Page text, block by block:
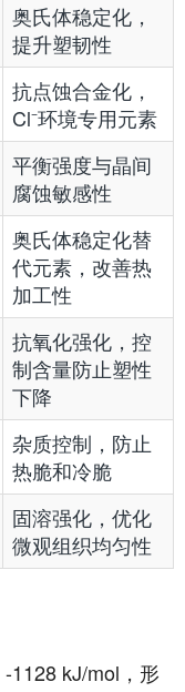
奥氏体稳定化，
提升塑韧性
抗点蚀合金化，
Cl⁻环境专用元素
平衡强度与晶间
腐蚀敏感性
奥氏体稳定化替
代元素，改善热
加工性
抗氧化强化，控
制含量防止塑性
下降
杂质控制，防止
热脆和冷脆
固溶强化，优化
微观组织均匀性
1128 kJ/mol，形